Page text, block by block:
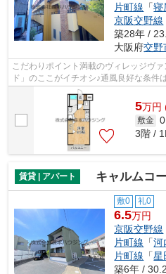
片町線 「寝
京阪交野線
築28年 /
大阪府交野
こだわりポイント満載のヴィレッジヴ
ド」のここがイチオシ♪通風良好な条件
らもおすすめのマンションをご提供しま
5万円
敷金
3階 /
賃貸 | アパート キャルムコ
敷0 礼0
6.5万円
京阪交野線
片町線 「河
片町線 「星
築6年 /